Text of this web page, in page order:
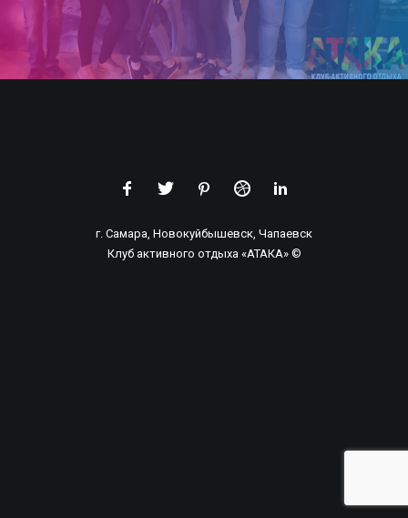
СТРАЙКБОЛ
ПОДАРОЧНЫЕ СЕРТИФИКАТЫ
КОНТАКТЫ
8 (846) 206-01-23
РАБОТАЕМ С 9:00 — 21:00 (ОПЕРАТОР)
г. Самара, Новокуйбышевск, Чапаевск
Клуб активного отдыха «АТАКА» ©